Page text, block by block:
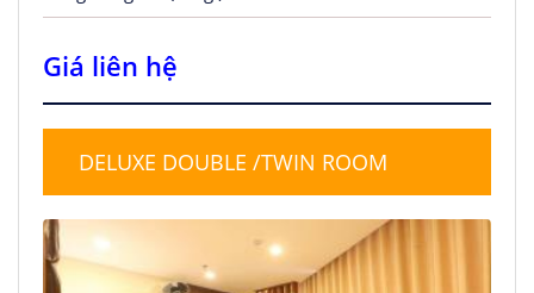
Giá liên hệ
DELUXE DOUBLE /TWIN ROOM